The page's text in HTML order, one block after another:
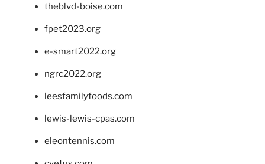
theblvd-boise.com
fpet2023.org
e-smart2022.org
ngrc2022.org
leesfamilyfoods.com
lewis-lewis-cpas.com
eleontennis.com